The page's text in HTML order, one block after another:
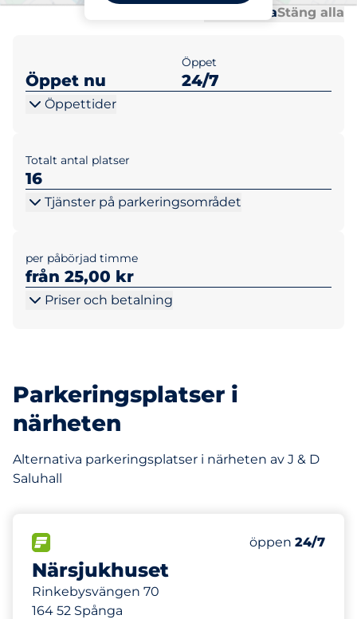
Öppna allaStäng alla
Öppet nu
Öppet
24/7
Öppettider
Totalt antal platser
16
Tjänster på parkeringsområdet
per påbörjad timme
från 25,00 kr
Priser och betalning
Parkeringsplatser i
närheten
Alternativa parkeringsplatser i närheten av J & D
Saluhall
Närsjukhuset
Rinkebysvängen 70
164 52 Spånga
Antal
Totalt antal
öppen 24/7
56 m